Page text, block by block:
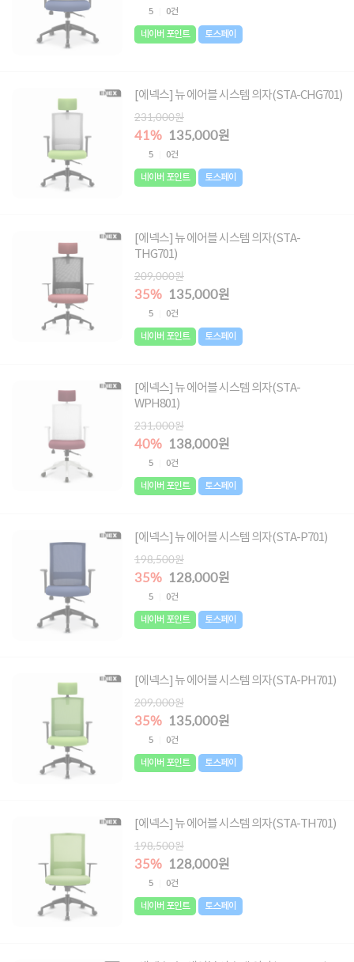
5 0건
네이버 포인트 토스페이
[에넥스] 뉴 에어블 시스템 의자(STA-CHG701)
231,000원
41% 135,000원
5 0건
네이버 포인트 토스페이
[에넥스] 뉴 에어블 시스템 의자(STA-
THG701)
209,000원
35% 135,000원
5 0건
네이버 포인트 토스페이
[에넥스] 뉴 에어블 시스템 의자(STA-
WPH801)
231,000원
40% 138,000원
5 0건
네이버 포인트 토스페이
[에넥스] 뉴 에어블 시스템 의자(STA-P701)
198,500원
35% 128,000원
5 0건
네이버 포인트 토스페이
[에넥스] 뉴 에어블 시스템 의자(STA-PH701)
209,000원
35% 135,000원
5 0건
네이버 포인트 토스페이
[에넥스] 뉴 에어블 시스템 의자(STA-TH701)
198,500원
35% 128,000원
5 0건
네이버 포인트 토스페이